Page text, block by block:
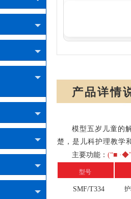
全功能五岁儿童
产品详情
模型五岁儿童的
楚，是儿科护理教学
主要功能： (“■
型号
SMF/T334 护